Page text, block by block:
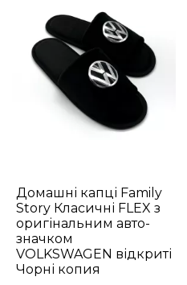
Домашні капці Family
Story Класичні FLEX з
оригінальним авто-
значком
VOLKSWAGEN відкриті
Чорні копия